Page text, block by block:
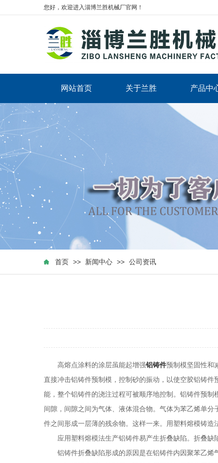
您好，欢迎进入淄博兰胜机械厂官网！
网站首页 关于兰胜 产品中
首页 >> 新闻中心 >> 公司资讯
高熔点涂料的涂层虽能起增强铝铸件预制模坚固性和
直接冲击铝铸件预制模，控制砂的振动，以使空胶铝铸
能，整个铝铸件的浇注过程可被顺序地控制。铝铸件预
间隙，间隙之间为气体、液体混合物。气体为苯乙烯单
件之间形成一层薄的残余物。这样一来。用塑料熔模铸
应用塑料熔模法生产铝铸件易产生折叠缺陷。折叠缺
铝铸件折叠缺陷形成的原因是在铝铸件内因聚苯乙烯